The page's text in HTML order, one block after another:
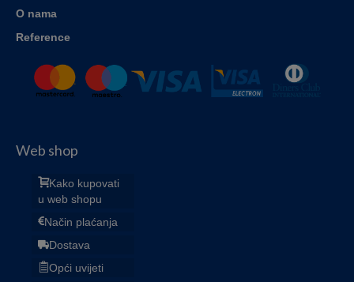
O nama
Reference
Web shop
Kako kupovati
u web shopu
Način plaćanja
Dostava
Opći uvijeti